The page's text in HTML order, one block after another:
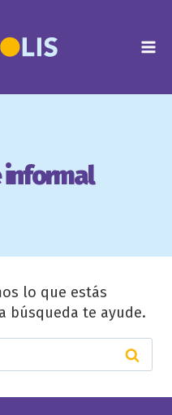
informal
lo que estás
búsqueda te ayude.